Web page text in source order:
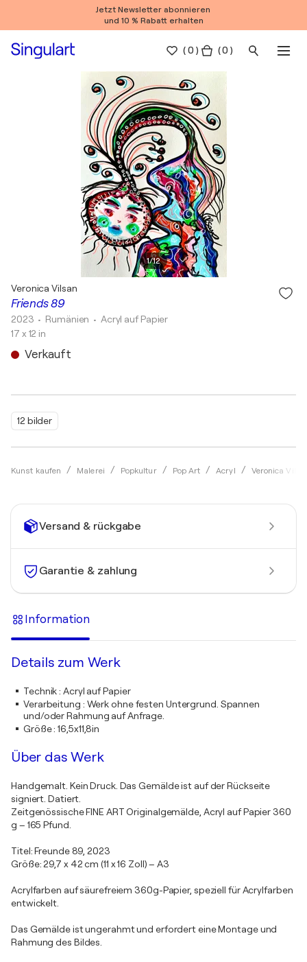
Jetzt Newsletter abonnieren
und 10 % Rabatt erhalten
(0 ) ( 0 )
1/12
12 bilder
Kunst kaufen Malerei Popkultur Pop Art Acryl Veronica
Friends 89
Veronica Vilsan
2023 • Rumänien • Acryl auf Papier
17 x 12 in
Verkauft
Versand & rückgabe
Garantie & zahlung
Information
Details zum Werk
Technik:Acryl auf Papier
Verarbeitung : Werk ohne festen Untergrund. Spannen
und/oder Rahmung auf Anfrage.
Größe:16,5x11,8in
Über das Werk
Handgemalt. Kein Druck. Das Gemälde ist auf der Rückseite
signiert. Datiert.
Zeitgenössische FINE ART Originalgemälde, Acryl auf Papier 360
g – 165 Pfund.
Titel: Freunde 89, 2023
Größe: 29,7 x 42 cm (11 x 16 Zoll) – A3
Acrylfarben auf säurefreiem 360g-Papier, speziell für Acrylfarben
entwickelt.
Das Gemälde ist ungerahmt und erfordert eine Montage und
Rahmung des Bildes.